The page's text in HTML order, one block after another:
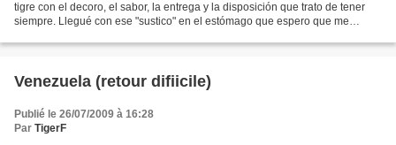
tigre con el decoro, el sabor, la entrega y la disposición que trato de tener
siempre. Llegué con ese "sustico" en el estómago que espero que me
Venezuela (retour difiicile)
Publié le 26/07/2009 à 16:28
Par TigerF